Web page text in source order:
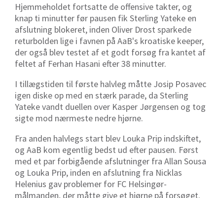
Hjemmeholdet fortsatte de offensive takter, og
knap ti minutter før pausen fik Sterling Yateke en
afslutning blokeret, inden Oliver Drost sparkede
returbolden lige i favnen på AaB's kroatiske keeper,
der også blev testet af et godt forsøg fra kantet af
feltet af Ferhan Hasani efter 38 minutter.
I tillægstiden til første halvleg måtte Josip Posavec
igen diske op med en stærk parade, da Sterling
Yateke vandt duellen over Kasper Jørgensen og tog
sigte mod nærmeste nedre hjørne.
Fra anden halvlegs start blev Louka Prip indskiftet,
og AaB kom egentlig bedst ud efter pausen. Først
med et par forbigående afslutninger fra Allan Sousa
og Louka Prip, inden en afslutning fra Nicklas
Helenius gav problemer for FC Helsingør-
målmanden, der måtte give et hjørne på forsøget.